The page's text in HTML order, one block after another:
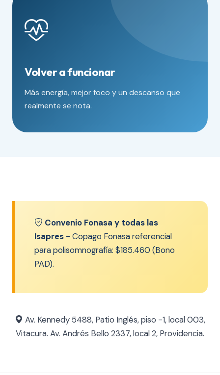
Volver a funcionar
Más energía, mejor foco y un descanso que
realmente se nota.
Convenio Fonasa y todas las
Isapres - Copago Fonasa referencial
para polisomnografía: $185.460 (Bono
PAD).
Av. Kennedy 5488, Patio Inglés, piso -1, local 003,
Vitacura. Av. Andrés Bello 2337, local 2, Providencia.